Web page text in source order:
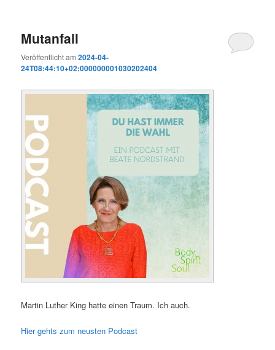
Mutanfall
Veröffentlicht am2024-04-
24T08:44:10+02:000000001030202404
Martin Luther King hatte einen Traum. Ich auch.
Hier gehts zum neusten Podcast